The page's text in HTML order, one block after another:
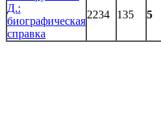
Д.:
биографическая
справка
2234 135 5